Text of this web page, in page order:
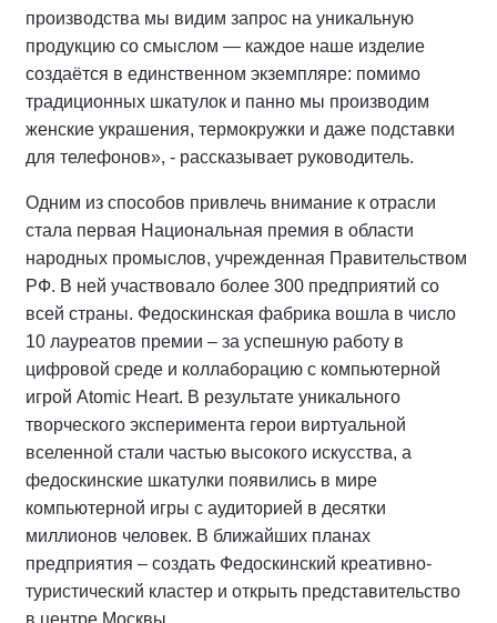
производства мы видим запрос на уникальную
продукцию со смыслом — каждое наше изделие
создаётся в единственном экземпляре: помимо
традиционных шкатулок и панно мы производим
женские украшения, термокружки и даже подставки
для телефонов», - рассказывает руководитель.
Одним из способов привлечь внимание к отрасли
стала первая Национальная премия в области
народных промыслов, учрежденная Правительством
РФ. В ней участвовало более 300 предприятий со
всей страны. Федоскинская фабрика вошла в число
10 лауреатов премии – за успешную работу в
цифровой среде и коллаборацию с компьютерной
игрой Atomic Heart. В результате уникального
творческого эксперимента герои виртуальной
вселенной стали частью высокого искусства, а
федоскинские шкатулки появились в мире
компьютерной игры с аудиторией в десятки
миллионов человек. В ближайших планах
предприятия – создать Федоскинский креативно-
туристический кластер и открыть представительство
в центре Москвы.